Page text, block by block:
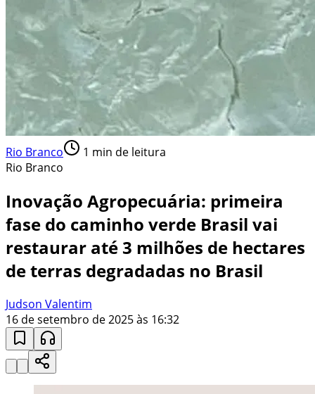
Rio Branco 1 min de leitura
Rio Branco
Inovação Agropecuária: primeira
fase do caminho verde Brasil vai
restaurar até 3 milhões de hectares
de terras degradadas no Brasil
Judson Valentim
16 de setembro de 2025 às 16:32